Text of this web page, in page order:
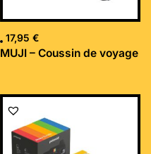
17,95 €
MUJI – Coussin de voyage
Le
initial
était :
169,99 €.
Le